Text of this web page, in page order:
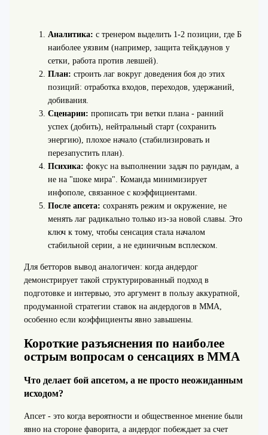
Аналитика: с тренером выделить 1-2 позиции, где Б
наиболее уязвим (например, защита тейкдаунов у
сетки, работа против левшей).
План: строить лаг вокруг доведения боя до этих
позиций: отработка входов, переходов, удержаний,
добивания.
Сценарии: прописать три ветки плана - ранний
успех (добить), нейтральный старт (сохранить
энергию), плохое начало (стабилизировать и
перезапустить план).
Психика: фокус на выполнении задач по раундам, а
не на "шоке мира". Команда минимизирует
инфополе, связанное с коэффициентами.
После апсета: сохранять режим и окружение, не
менять лаг радикально только из-за новой славы. Это
ключ к тому, чтобы сенсация стала началом
стабильной серии, а не единичным всплеском.
Для бетторов вывод аналогичен: когда андердог
демонстрирует такой структурированный подход в
подготовке и интервью, это аргумент в пользу аккуратной,
продуманной стратегии ставок на андердогов в ММА,
особенно если коэффициенты явно завышены.
Короткие разъяснения по наиболее
острым вопросам о сенсациях в MMA
Что делает бой апсетом, а не просто неожиданным
исходом?
Апсет - это когда вероятности и общественное мнение были
явно на стороне фаворита, а андердог побеждает за счет